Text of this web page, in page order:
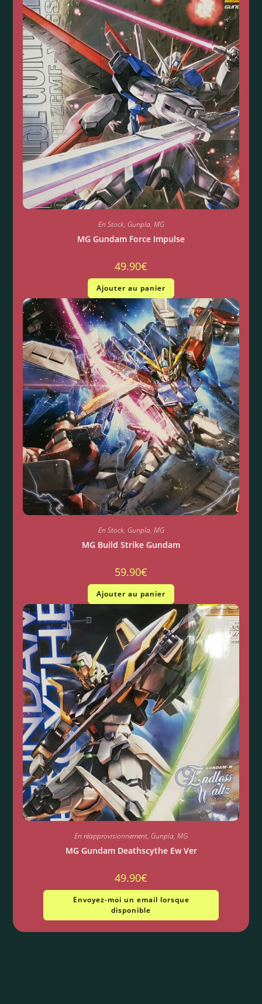
En Stock, Gunpla, MG
MG Gundam Force Impulse
49.90€
Ajouter au panier
En Stock, Gunpla, MG
MG Build Strike Gundam
59.90€
Ajouter au panier
En réapprovisionnement, Gunpla, MG
MG Gundam Deathscythe Ew Ver
49.90€
Envoyez-moi un email lorsque
disponible